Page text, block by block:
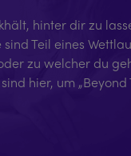
hinter dir zu
Teil eines
zu welcher du
hier, um „Beyond